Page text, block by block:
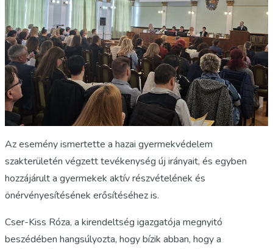
Az esemény ismertette a hazai gyermekvédelem
szakterületén végzett tevékenység új irányait, és egyben
hozzájárult a gyermekek aktív részvételének és
önérvényesítésének erősítéséhez is.
Cser-Kiss Róza, a kirendeltség igazgatója megnyitó
beszédében hangsúlyozta, hogy bízik abban, hogy a